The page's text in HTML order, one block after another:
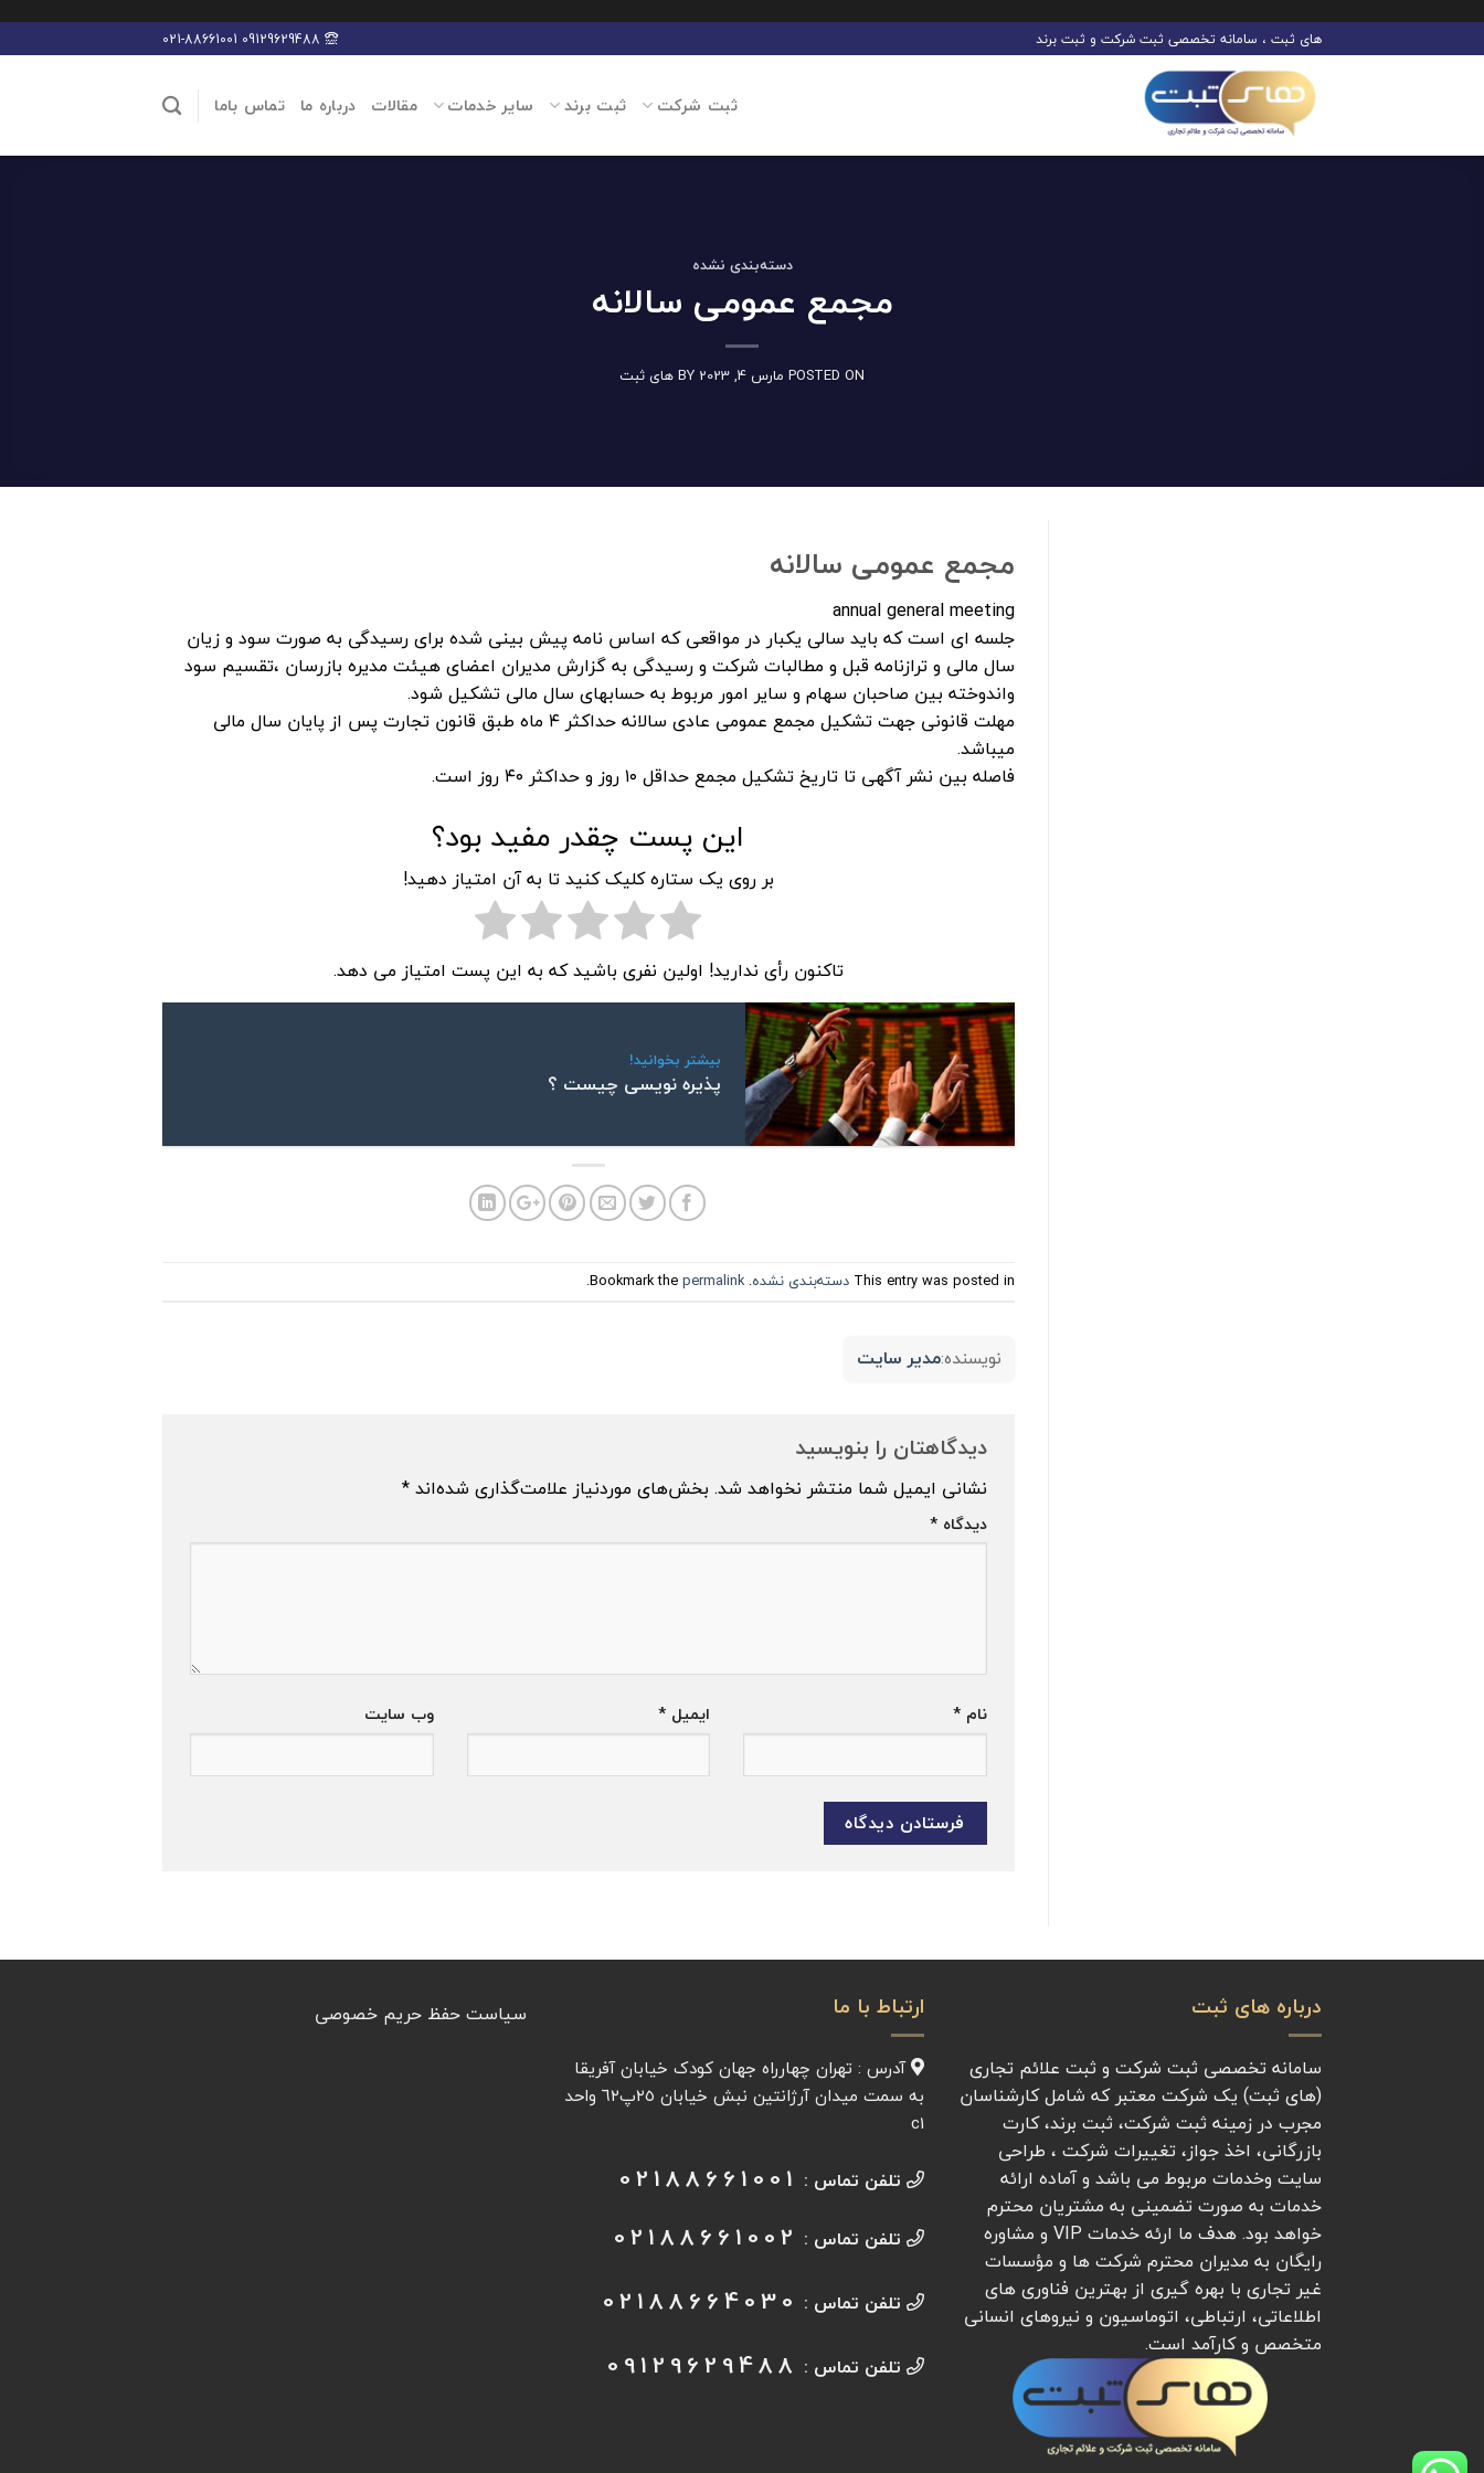
to
های ثبت ، سامانه تخصصی ثبت شرکت و ثبت برند
ثبت شرکت ثبت برند سایر خدمات مقالات درباره ما تماس باما
دسته‌بندی نشده
مجمع عمومی سالانه
POSTED ON مارس 4, 2023 های ثبت
مجمع عمومی سالانه
annual general meeting
جلسه ای است که باید سالی یکبار در مواقعی که اساس نامه پیش بینی شده برای رسیدگی به صورت سود و زیان
سال مالی و ترازنامه قبل و مطالبات شرکت و رسیدگی به گزارش مدیران اعضای هیئت مدیره بازرسان ،تقسیم سود
واندوخته بین صاحبان سهام و سایر امور مربوط به حسابهای سال مالی تشکیل شود.
مهلت قانونی جهت تشکیل مجمع عمومی عادی سالانه حداکثر ۴ ماه طبق قانون تجارت پس از پایان سال مالی
میباشد.
فاصله بین نشر آگهی تا تاریخ تشکیل مجمع حداقل ۱۰ روز و حداکثر ۴۰ روز است.
این پست چقدر مفید بود؟
بر روی یک ستاره کلیک کنید تا به آن امتیاز دهید!
تاکنون رأی ندارید! اولین نفری باشید که به این پست امتیاز می دهد.
بیشتر بخوانید!
پذیره نویسی چیست ؟
This entry was posted in دسته‌بندی نشده. Bookmark the
permalink
.
نویسنده:مدیر سایت
دیدگاهتان را بنویسید
نشانی ایمیل شما منتشر نخواهد شد. بخش‌های موردنیاز علامت‌گذاری شده‌اند*
دیدگاه*
نام* ایمیل * وب‌ سایت
درباره های ثبت
سامانه تخصصی ثبت شرکت و ثبت علائم تجاری
(های ثبت) یک شرکت معتبر که شامل کارشناسان
مجرب در زمینه ثبت شرکت، ثبت برند، کارت
بازرگانی، اخذ جواز، تغییرات شرکت ، طراحی
سایت وخدمات مربوط می باشد و آماده ارائه
خدمات به صورت تضمینی به مشتریان محترم
خواهد بود. هدف ما ارئه خدمات VIP و مشاوره
رایگان به مدیران محترم شرکت ها و مؤسسات
غیر تجاری با بهره گیری از بهترین فناوری های
اطلاعاتی، ارتباطی، اتوماسیون و نیروهای انسانی
متخصص و کارآمد است.
ارتباط با ما
آدرس : تهران چهارراه جهان کودک خیابان آفريقا
به سمت میدان آرژانتين نبش خیابان ٢٥پ٦٢ واحد
c1
تلفن تماس : 02188661001
تلفن تماس : 02188661002
تلفن تماس : 02188664030
تلفن تماس : 09129629488
سیاست حفظ حریم خصوصی